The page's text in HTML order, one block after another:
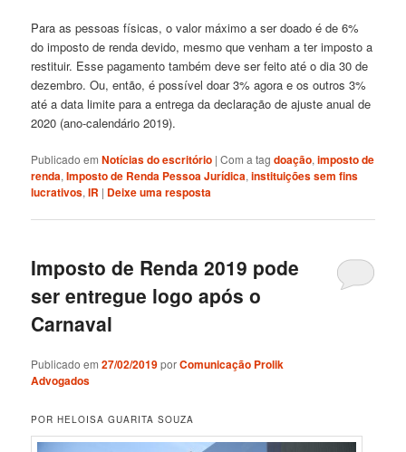
Para as pessoas físicas, o valor máximo a ser doado é de 6%
do imposto de renda devido, mesmo que venham a ter imposto a
restituir. Esse pagamento também deve ser feito até o dia 30 de
dezembro. Ou, então, é possível doar 3% agora e os outros 3%
até a data limite para a entrega da declaração de ajuste anual de
2020 (ano-calendário 2019).
Publicado em Notícias do escritório |Com a tagdoação,imposto de
renda,Imposto de Renda Pessoa Jurídica,instituições sem fins
lucrativos,IR | Deixe uma resposta
Imposto de Renda 2019 pode
ser entregue logo após o
Carnaval
Publicado em27/02/2019porComunicação Prolik
Advogados
POR HELOISA GUARITA SOUZA